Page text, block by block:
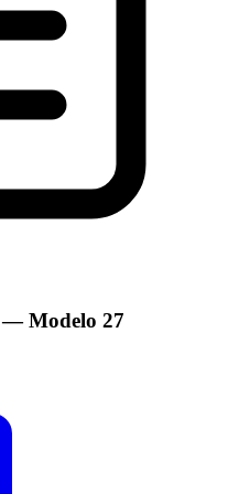
— Modelo 27